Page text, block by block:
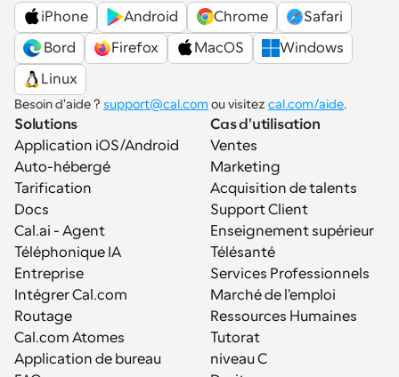
iPhone
Android Chrome
Safari
Bord
Firefox MacOS
Windows
Linux
Besoin d'aide ? support@cal.com ou visitez cal.com/aide.
Solutions
Application iOS/Android
Auto-hébergé
Tarification
Docs
Cal.ai - Agent
Téléphonique IA
Entreprise
Intégrer Cal.com
Routage
Cal.com Atomes
Application de bureau
Cas d'utilisation
Ventes
Marketing
Acquisition de talents
Support Client
Enseignement supérieur
Télésanté
Services Professionnels
Marché de l'emploi
Ressources Humaines
Tutorat
niveau C